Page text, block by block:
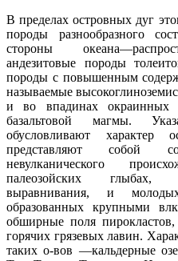
В пределах островных дуг
породы разнообразного
стороны
андезитовые породы
породы с повышенным
называемые
и во впадинах
базальтовой магмы.
обусловливают
представляют собой
невулканического
палеозойских глыбах,
выравнивания, и
образованных крупными
обширные поля
горячих грязевых лавин.
таких о-вов —кальдерные